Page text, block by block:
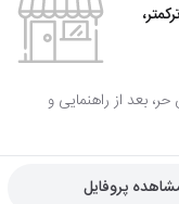
حر، بعد از راهنمایی و
پروفایل